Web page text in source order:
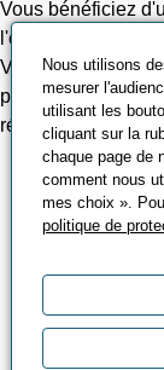
Vous bénéficiez
l'embauche et
Vous bénéficiez
professionnel et
réseau dynamique
Nous utilisons
mesurer
utilisant les
cliquant sur la
chaque page de
comment nous
mes choix ».
politique de